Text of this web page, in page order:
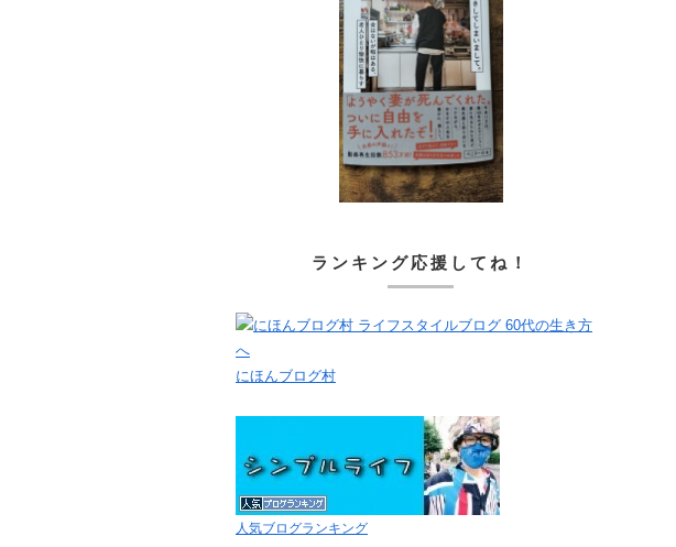
ランキング応援してね！
にほんブログ村
人気ブログランキング